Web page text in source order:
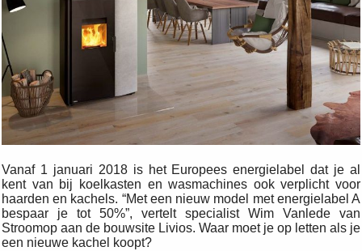
Vanaf 1 januari 2018 is het Europees energielabel dat je al
kent van bij koelkasten en wasmachines ook verplicht voor
haarden en kachels. “Met een nieuw model met energielabel A
bespaar je tot 50%”, vertelt specialist Wim Vanlede van
Stroomop aan de bouwsite Livios. Waar moet je op letten als je
een nieuwe kachel koopt?